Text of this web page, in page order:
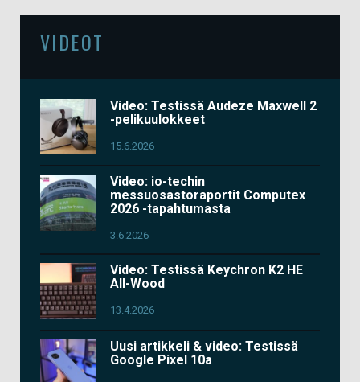
VIDEOT
Video: Testissä Audeze Maxwell 2
-pelikuulokkeet
15.6.2026
Video: io-techin
messuosastoraportit Computex
2026 -tapahtumasta
3.6.2026
Video: Testissä Keychron K2 HE
All-Wood
13.4.2026
Uusi artikkeli & video: Testissä
Google Pixel 10a